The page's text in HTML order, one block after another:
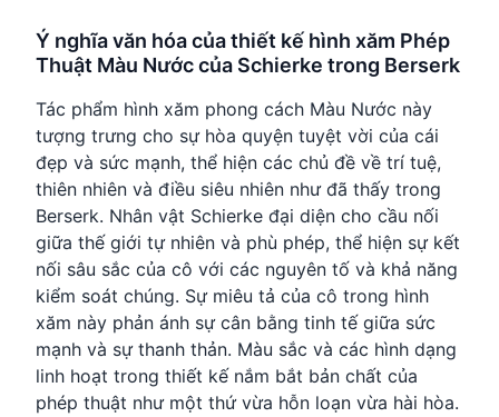
Ý nghĩa văn hóa của thiết kế hình xăm Phép
Thuật Màu Nước của Schierke trong Berserk
Tác phẩm hình xăm phong cách Màu Nước này
tượng trưng cho sự hòa quyện tuyệt vời của cái
đẹp và sức mạnh, thể hiện các chủ đề về trí tuệ,
thiên nhiên và điều siêu nhiên như đã thấy trong
Berserk. Nhân vật Schierke đại diện cho cầu nối
giữa thế giới tự nhiên và phù phép, thể hiện sự kết
nối sâu sắc của cô với các nguyên tố và khả năng
kiểm soát chúng. Sự miêu tả của cô trong hình
xăm này phản ánh sự cân bằng tinh tế giữa sức
mạnh và sự thanh thản. Màu sắc và các hình dạng
linh hoạt trong thiết kế nắm bắt bản chất của
phép thuật như một thứ vừa hỗn loạn vừa hài hòa.